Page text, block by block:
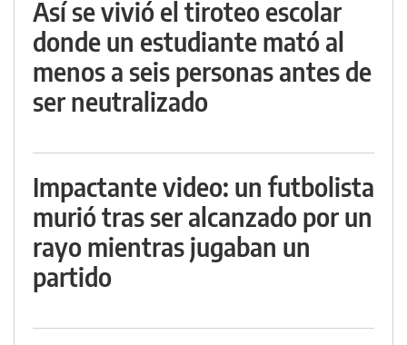
Así se vivió el tiroteo escolar
donde un estudiante mató al
menos a seis personas antes de
ser neutralizado
Impactante video: un futbolista
murió tras ser alcanzado por un
rayo mientras jugaban un
partido